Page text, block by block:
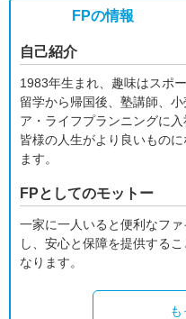
FPの情報
自己紹介
1983年生まれ、趣味はスポ
留学から帰国後、塾講師、
ア・ライフプランニングに
皆様の人生がより良いもの
ます。
FPとしてのモットー
一家に一人いると便利なフ
し、安心と保障を提供する
なります。
も